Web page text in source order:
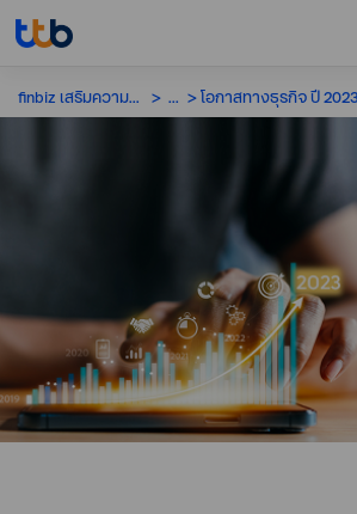
finbiz เสริมความรู้ SME ...